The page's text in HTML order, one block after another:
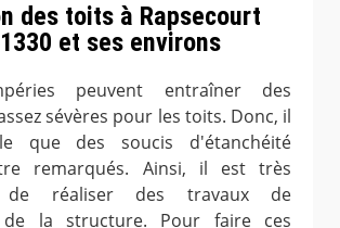
des toits à Rapsecourt
et ses environs
peuvent entraîner des
sévères pour les toits. Donc, il
que des soucis d'étanchéité
remarqués. Ainsi, il est très
de réaliser des travaux de
de la structure. Pour faire ces